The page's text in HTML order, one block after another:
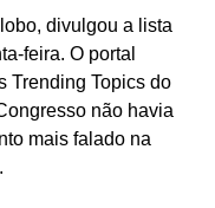
divulgou a lista
feira. O portal
Trending Topics do
não havia
mais falado na